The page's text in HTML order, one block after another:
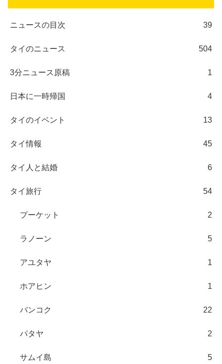
ニュースの目次 39
タイのニュース 504
3分ニュース原稿 1
日本に一時帰国 4
タイのイベント 13
タイ情報 45
タイ人と結婚 6
タイ旅行 54
プーケット 2
ラノーン 5
アユタヤ 1
ホアヒン 1
バンコク 22
パタヤ 2
サムイ島 5